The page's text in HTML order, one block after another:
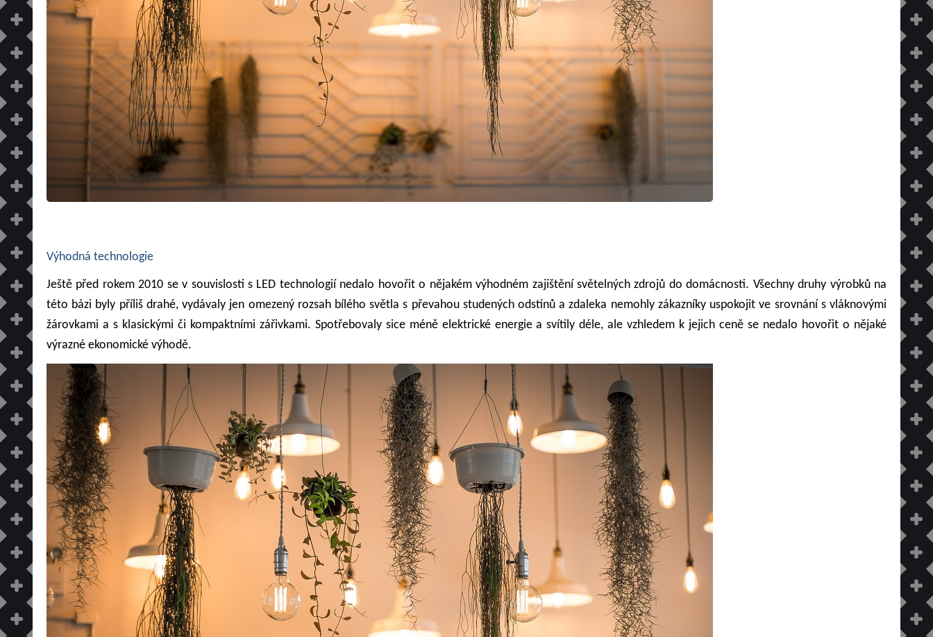
Výhodná technologie
Ještě před rokem 2010 se v souvislosti s LED technologií nedalo hovořit o nějakém výhodném zajištění světelných zdrojů do domácnosti. Všechny druhy výrobků na
této bázi byly příliš drahé, vydávaly jen omezený rozsah bílého světla s převahou studených odstínů a zdaleka nemohly zákazníky uspokojit ve srovnání s vláknovými
žárovkami a s klasickými či kompaktními zářivkami. Spotřebovaly sice méně elektrické energie a svítily déle, ale vzhledem k jejich ceně se nedalo hovořit o nějaké
výrazné ekonomické výhodě.